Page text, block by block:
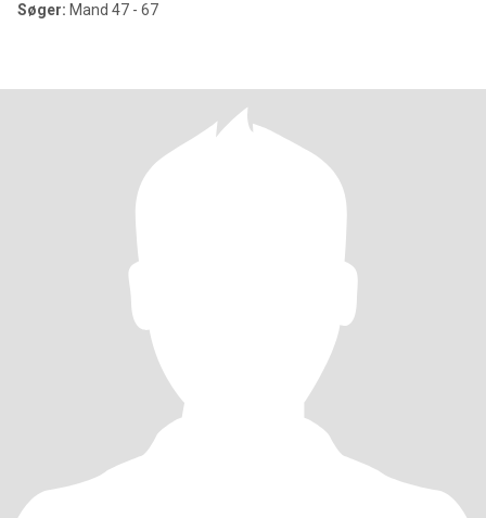
Søger: Mand 47 - 67